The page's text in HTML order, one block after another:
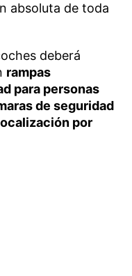
absoluta de toda
deberá
rampas
para personas
de seguridad
por